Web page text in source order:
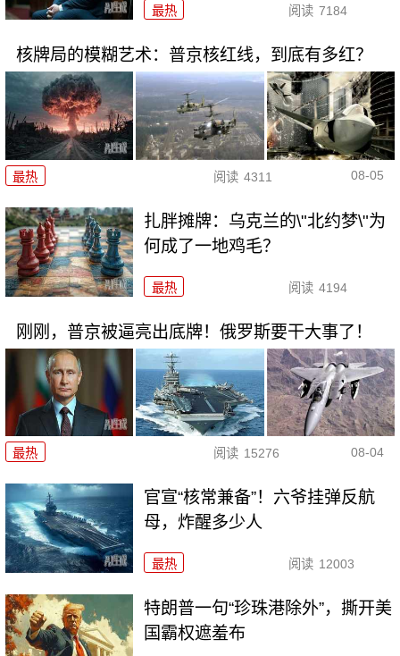
最热 阅读 7184
核牌局的模糊艺术：普京核红线，到底有多红？
最热 阅读 4311 08-05
扎胖摊牌：乌克兰的\"北约梦\"为
何成了一地鸡毛？
最热 阅读 4194
刚刚，普京被逼亮出底牌！俄罗斯要干大事了！
最热 阅读 15276 08-04
官宣“核常兼备”！六爷挂弹反航
母，炸醒多少人
最热 阅读 12003
特朗普一句“珍珠港除外”，撕开美
国霸权遮羞布